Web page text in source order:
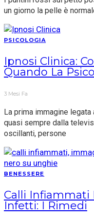
un giorno la pelle è
PSICOLOGIA
Ipnosi Clinica:
Quando La
3 Mesi Fa
La prima immagine legata
quasi sempre dalla
oscillanti, persone
BENESSERE
Calli Infiammati
Infetti: I Rimedi